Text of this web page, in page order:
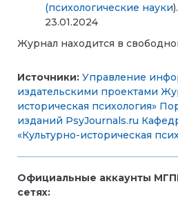
(психологические науки
23.01.2024
Журнал находится в
Источники: Управление
издательскими проектами
историческая психология»
изданий PsyJournals.ru
«Культурно-историческая
Официальные аккаунты
сетях: